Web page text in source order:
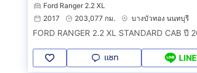
Ford Ranger 2.2 XL
2017
203,077 กม. บางบัวทอง นนทบุรี
แชท LINE